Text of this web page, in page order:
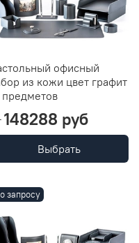
офисный
из кожи цвет графит
предметов
148288 руб
Выбрать
запросу